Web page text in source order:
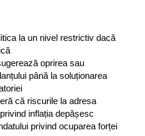
la un nivel restrictiv dacă
oprirea sau
până la soluționarea
că riscurile la adresa
inflația depășesc
privind ocuparea forței